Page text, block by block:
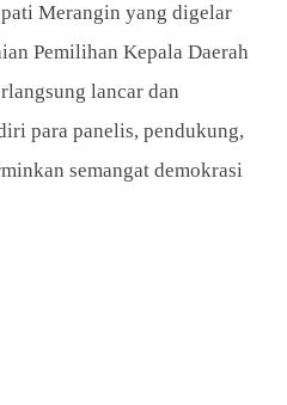
Merangin yang digelar
Pemilihan Kepala Daerah
lancar dan
para panelis, pendukung,
semangat demokrasi